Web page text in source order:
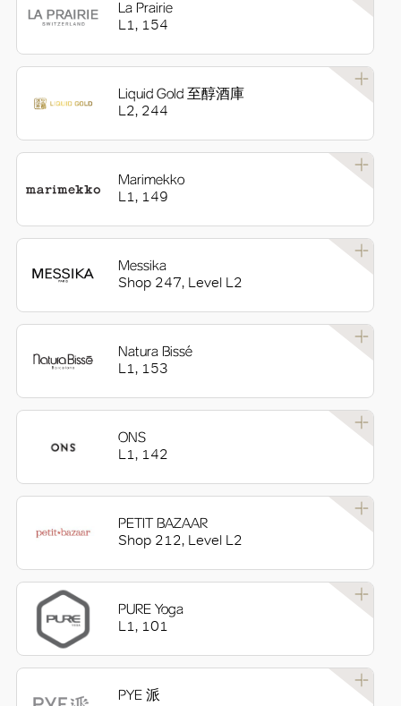
La Prairie
L1, 154
Liquid Gold 至醇酒庫
L2, 244
Marimekko
L1, 149
Messika
Shop 247, Level L2
Natura Bissé
L1, 153
ONS
L1, 142
PETIT BAZAAR
Shop 212, Level L2
PURE Yoga
L1, 101
PYE 派